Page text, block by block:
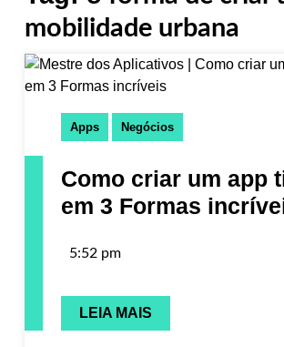
mobilidade urbana
Apps Negócios
Como criar um app
em 3 Formas
5:52 pm
LEIA MAIS